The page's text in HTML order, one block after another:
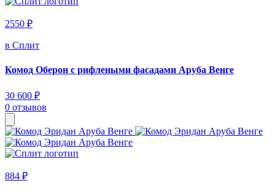
2550 ₽
в Сплит
Комод Оберон с рифлеными фасадами Аруба Венге
30 600 ₽
0 отзывов
884 ₽